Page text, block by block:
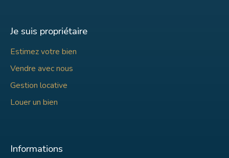
Je suis propriétaire
Estimez votre bien
Vendre avec nous
Gestion locative
Louer un bien
Informations